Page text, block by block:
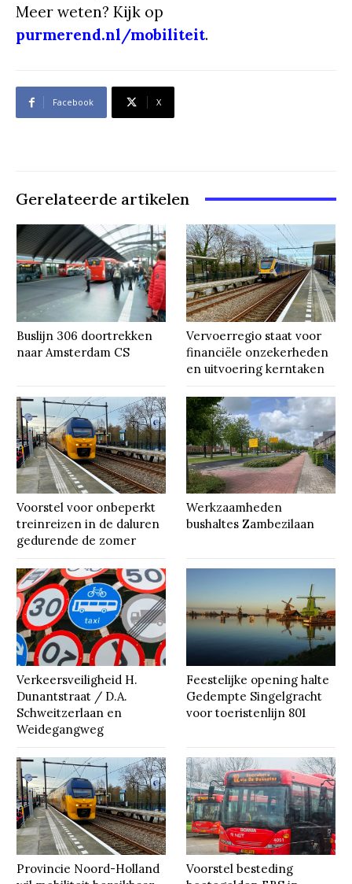
Meer weten? Kijk op
purmerend.nl/mobiliteit.
Facebook X
Gerelateerde artikelen
Buslijn 306 doortrekken
naar Amsterdam CS
Vervoerregio staat voor
financiële onzekerheden
en uitvoering kerntaken
Voorstel voor onbeperkt
treinreizen in de daluren
gedurende de zomer
Werkzaamheden
bushaltes Zambezilaan
Verkeersveiligheid H.
Dunantstraat / D.A.
Schweitzerlaan en
Weidegangweg
Feestelijke opening halte
Gedempte Singelgracht
voor toeristenlijn 801
Provincie Noord-Holland
Voorstel besteding